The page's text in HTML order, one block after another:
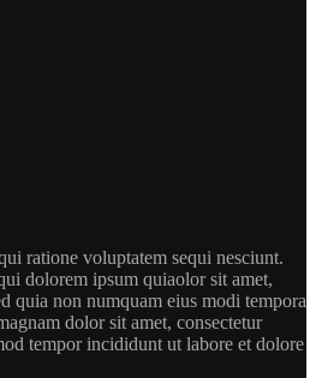
ratione voluptatem sequi nesciunt.
dolorem ipsum quiaolor sit amet,
quia non numquam eius modi tempora
dolor sit amet, consectetur
tempor incididunt ut labore et dolore